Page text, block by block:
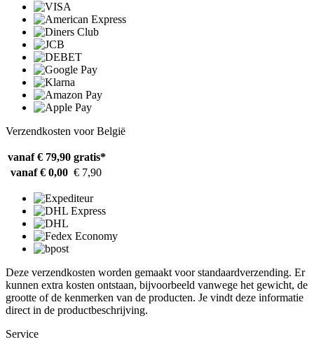
Verzendkosten voor België
vanaf € 79,90 gratis*
vanaf € 0,00 € 7,90
Deze verzendkosten worden gemaakt voor standaardverzending. Er
kunnen extra kosten ontstaan, bijvoorbeeld vanwege het gewicht, de
grootte of de kenmerken van de producten. Je vindt deze informatie
direct in de productbeschrijving.
Service